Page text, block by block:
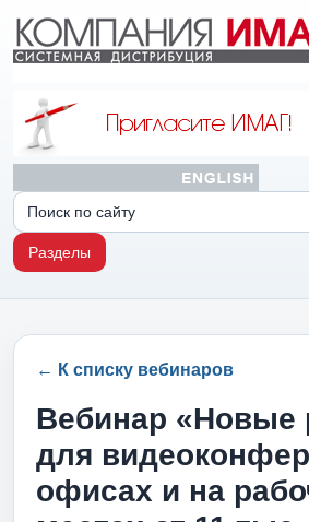
Разделы
← К списку вебинаров
Вебинар «Новые
для
офисах и на